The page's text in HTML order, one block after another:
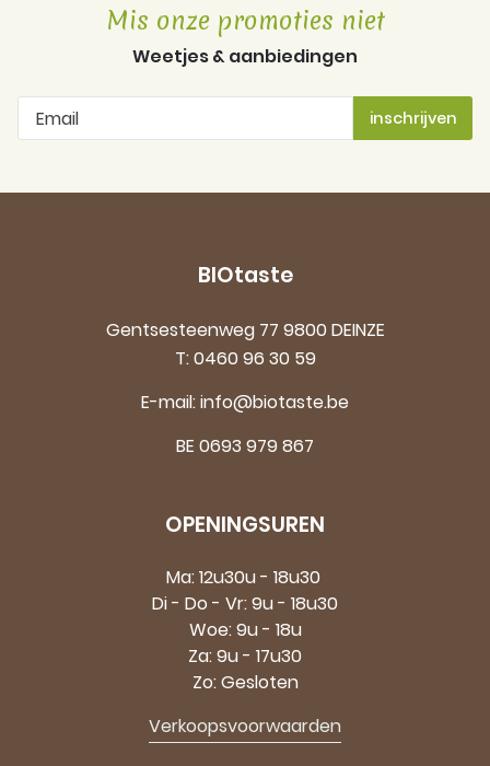
Mis onze promoties niet
Weetjes & aanbiedingen
BIOtaste
Gentsesteenweg 77 9800 DEINZE
T:0460 96 30 59
E-mail:info@biotaste.be
BE 0693 979 867
OPENINGSUREN
Ma: 12u30u - 18u30
Di - Do - Vr: 9u - 18u30
Woe: 9u - 18u
Za: 9u - 17u30
Zo: Gesloten
Verkoopsvoorwaarden